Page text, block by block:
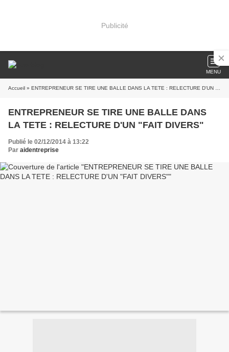
Publicité
MENU
Accueil » ENTREPRENEUR SE TIRE UNE BALLE DANS LA TETE : RELECTURE D'UN "FAIT DIVERS"
ENTREPRENEUR SE TIRE UNE BALLE DANS
LA TETE : RELECTURE D'UN "FAIT DIVERS"
Publié le 02/12/2014 à 13:22
Par aidentreprise